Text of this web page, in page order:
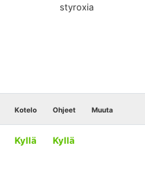
styroxia
Kotelo Ohjeet Muuta
Kyllä Kyllä